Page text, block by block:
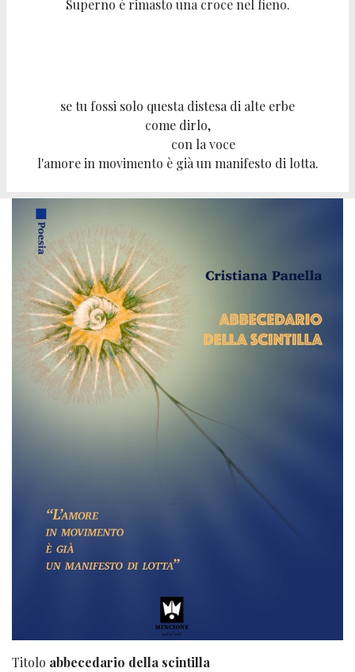
Superno è rimasto una croce nel fieno.
se tu fossi solo questa distesa di alte erbe
come dirlo,
con la voce
l'amore in movimento è già un manifesto di lotta.
Titolo abbecedario della scintilla